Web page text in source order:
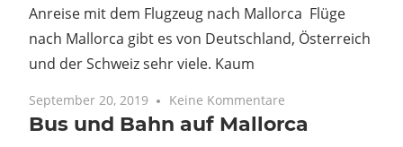
Anreise mit dem Flugzeug nach Mallorca Flüge
nach Mallorca gibt es von Deutschland, Österreich
und der Schweiz sehr viele. Kaum
September 20, 2019 Keine Kommentare
Bus und Bahn auf Mallorca